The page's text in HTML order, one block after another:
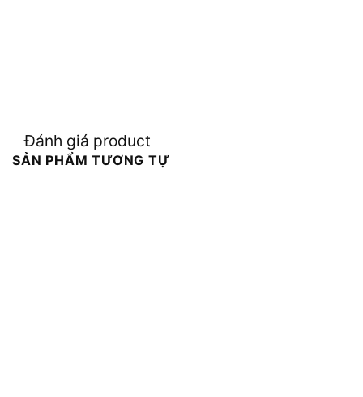
Đánh giá product
SẢN PHẨM TƯƠNG TỰ